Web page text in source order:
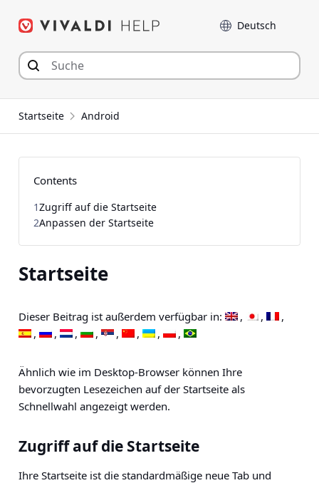
Inhalt
Sprache
Startseite Android
Startseite
Dieser Beitrag ist außerdem verfügbar in:
Ähnlich wie im Desktop-Browser können Ihre
bevorzugten Lesezeichen auf der Startseite als
Schnellwahl angezeigt werden.
Zugriff auf die Startseite
Ihre Startseite ist die standardmäßige neue Tab und
Contents
1Zugriff auf die Startseite
2Anpassen der Startseite